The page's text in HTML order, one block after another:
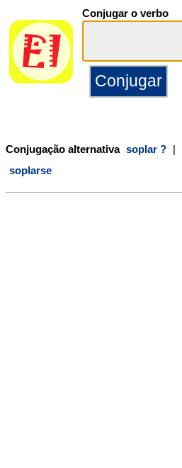
Conjugar o verbo
Conjugação alternativa soplar ? |
soplarse